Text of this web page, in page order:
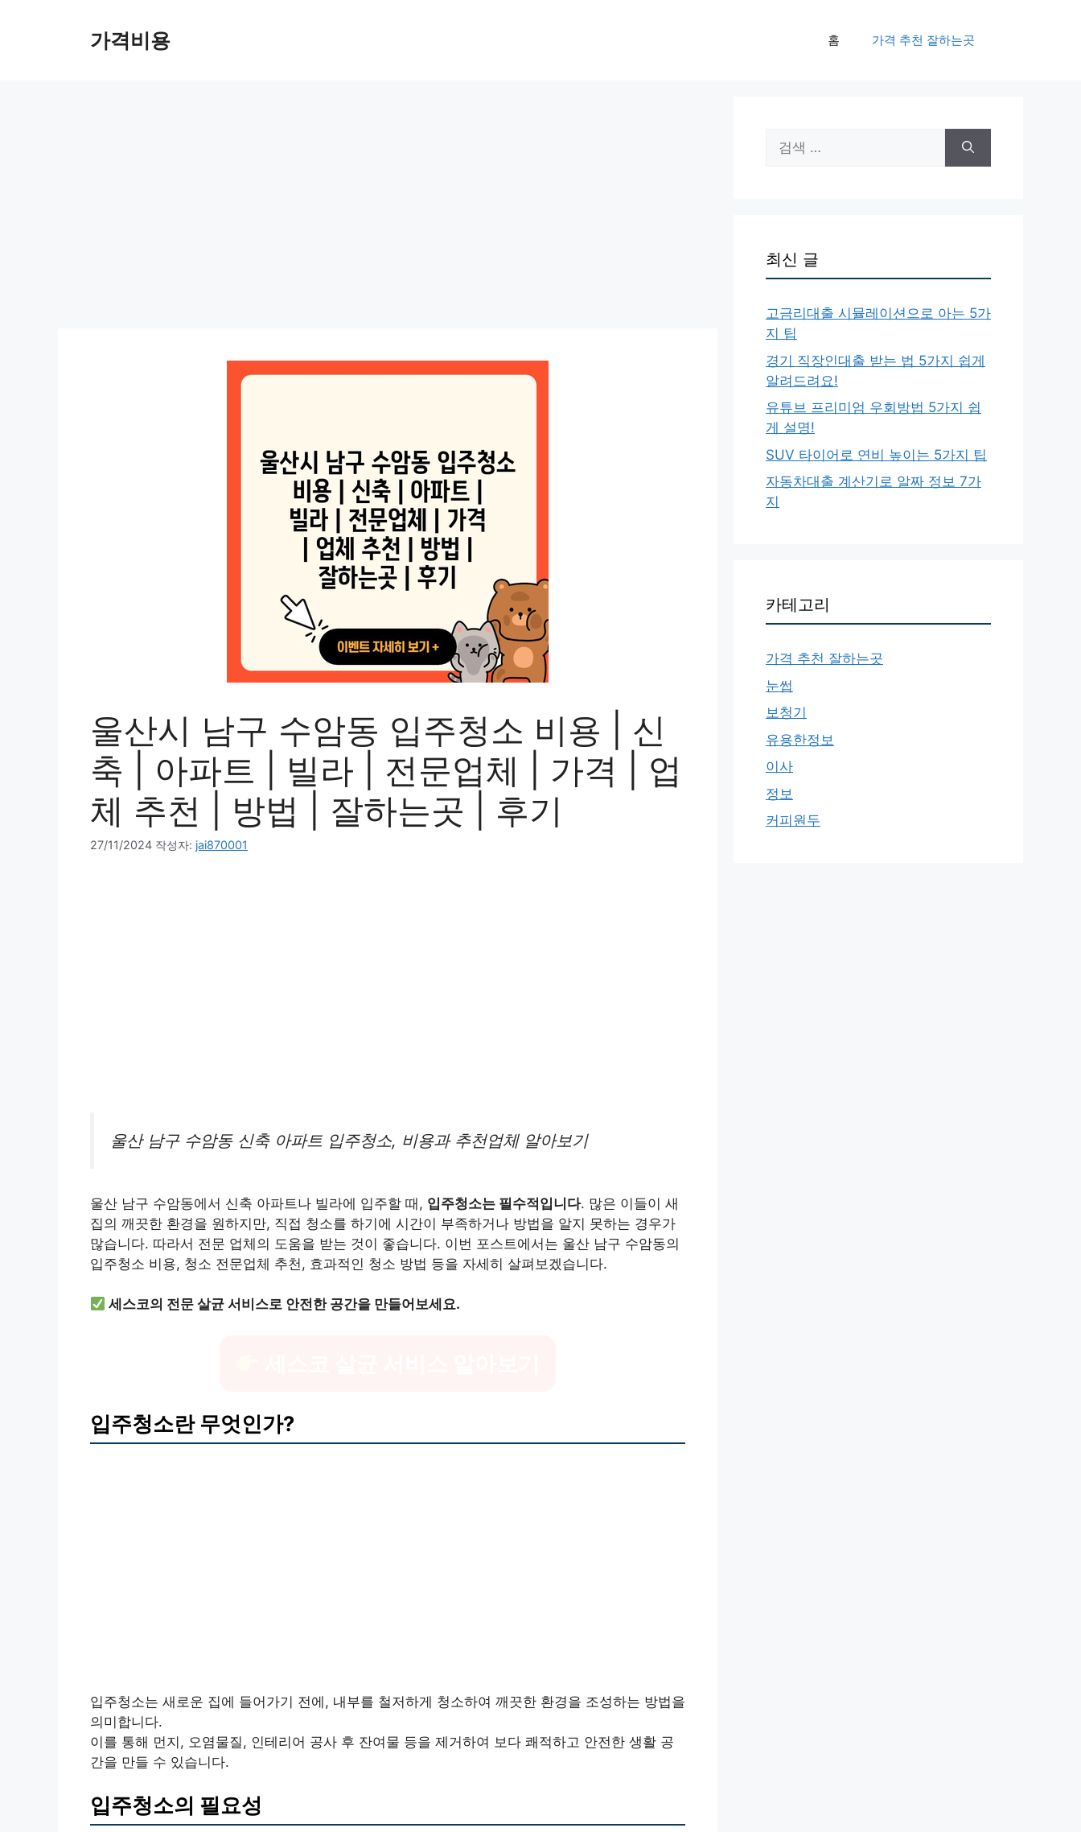
가격비용 홈 가격 추천 잘하는곳
울산시 남구 수암동 입주청소 비용 | 신
축 | 아파트 | 빌라 | 전문업체 | 가격 | 업
체 추천 | 방법 | 잘하는곳 | 후기
27/11/2024 작성자: jai870001
울산 남구 수암동 신축 아파트 입주청소, 비용과 추천업체 알아보기
울산 남구 수암동에서 신축 아파트나 빌라에 입주할 때, 입주청소는 필수적입니다. 많은 이들이 새
집의 깨끗한 환경을 원하지만, 직접 청소를 하기에 시간이 부족하거나 방법을 알지 못하는 경우가
많습니다. 따라서 전문 업체의 도움을 받는 것이 좋습니다. 이번 포스트에서는 울산 남구 수암동의
입주청소 비용, 청소 전문업체 추천, 효과적인 청소 방법 등을 자세히 살펴보겠습니다.
세스코의 전문 살균 서비스로 안전한 공간을 만들어보세요.
입주청소란 무엇인가?
입주청소는 새로운 집에 들어가기 전에, 내부를 철저하게 청소하여 깨끗한 환경을 조성하는 방법을
의미합니다.
이를 통해 먼지, 오염물질, 인테리어 공사 후 잔여물 등을 제거하여 보다 쾌적하고 안전한 생활 공
간을 만들 수 있습니다.
입주청소의 필요성
색:
최신 글
고금리대출 시뮬레이션으로 아는 5가
지 팁
경기 직장인대출 받는 법 5가지 쉽게
알려드려요!
유튜브 프리미엄 우회방법 5가지 쉽
게 설명!
SUV 타이어로 연비 높이는 5가지 팁
자동차대출 계산기로 알짜 정보 7가
지
카테고리
가격 추천 잘하는곳
눈썹
보청기
유용한정보
이사
정보
커피원두